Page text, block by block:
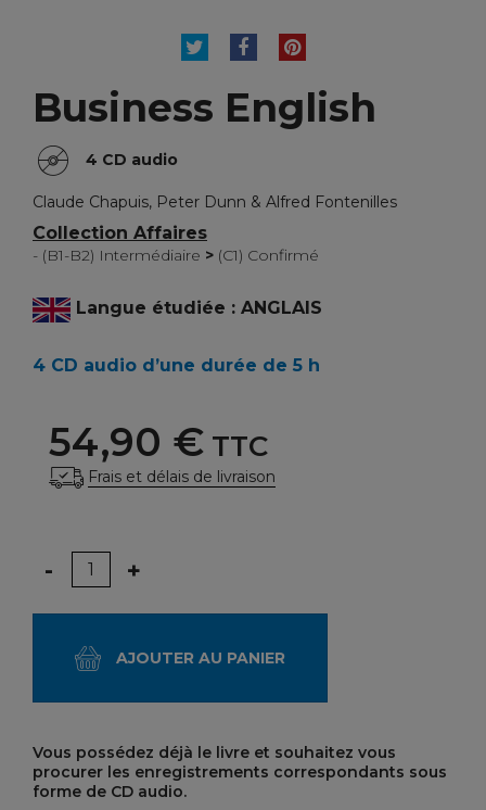
TWEETPARTAGERPINTEREST
Business English
4 CD audio
Claude Chapuis, Peter Dunn & Alfred Fontenilles
Collection Affaires
- (B1-B2) Intermédiaire > (C1) Confirmé
Langue étudiée : ANGLAIS
4 CD audio d’une durée de 5 h
54,90 € TTC
Frais et délais de livraison
Quantité
- +
AJOUTER AU PANIER
Vous possédez déjà le livre et souhaitez vous
procurer les enregistrements correspondants sous
forme de CD audio.